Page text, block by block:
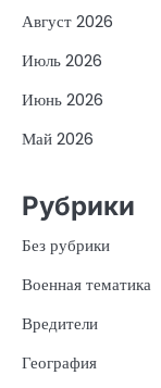
Август 2026
Июль 2026
Июнь 2026
Май 2026
Рубрики
Без рубрики
Военная тематика
Вредители
География